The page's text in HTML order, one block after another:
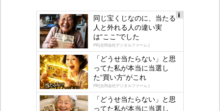
gly
同じ宝くじなのに、当たる
人と外れる人の違い実
は“ここ”でした
PR(合同会社デジタルファーム )
「どうせ当たらない」と思
ってた私が本当に当選し
た“買い方”がこれ
PR(合同会社デジタルファーム )
「どうせ当たらない」と思
ってた私が本当に当選し